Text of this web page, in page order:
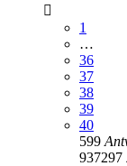
1
…
36
37
38
39
40
599
937297